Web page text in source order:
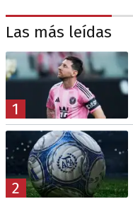
Las más leídas
1
2